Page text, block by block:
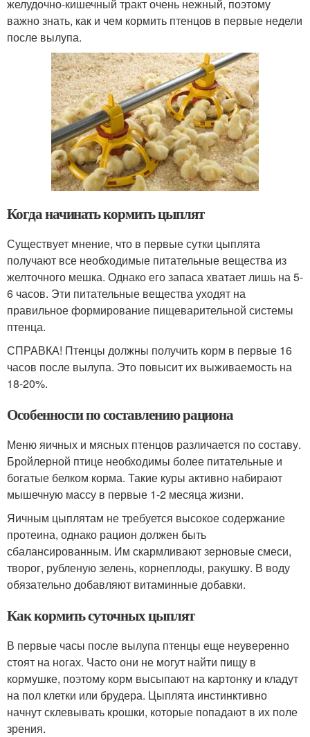
желудочно-кишечный тракт очень нежный, поэтому
важно знать, как и чем кормить птенцов в первые недели
после вылупа.
Когда начинать кормить цыплят
Существует мнение, что в первые сутки цыплята
получают все необходимые питательные вещества из
желточного мешка. Однако его запаса хватает лишь на 5-
6 часов. Эти питательные вещества уходят на
правильное формирование пищеварительной системы
птенца.
СПРАВКА! Птенцы должны получить корм в первые 16
часов после вылупа. Это повысит их выживаемость на
18-20%.
Особенности по составлению рациона
Меню яичных и мясных птенцов различается по составу.
Бройлерной птице необходимы более питательные и
богатые белком корма. Такие куры активно набирают
мышечную массу в первые 1-2 месяца жизни.
Яичным цыплятам не требуется высокое содержание
протеина, однако рацион должен быть
сбалансированным. Им скармливают зерновые смеси,
творог, рубленую зелень, корнеплоды, ракушку. В воду
обязательно добавляют витаминные добавки.
Как кормить суточных цыплят
В первые часы после вылупа птенцы еще неуверенно
стоят на ногах. Часто они не могут найти пищу в
кормушке, поэтому корм высыпают на картонку и кладут
на пол клетки или брудера. Цыплята инстинктивно
начнут склевывать крошки, которые попадают в их поле
зрения.